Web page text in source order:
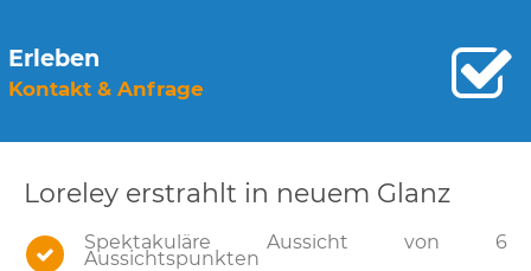
Erleben
Kontakt & Anfrage
Loreley erstrahlt in neuem Glanz
Spektakuläre Aussicht von 6
Aussichtspunkten